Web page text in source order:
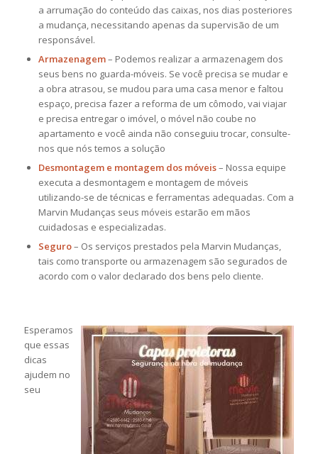
a arrumação do conteúdo das caixas, nos dias posteriores
a mudança, necessitando apenas da supervisão de um
responsável.
Armazenagem– Podemos realizar a armazenagem dos
seus bens no guarda-móveis. Se você precisa se mudar e
a obra atrasou, se mudou para uma casa menor e faltou
espaço, precisa fazer a reforma de um cômodo, vai viajar
e precisa entregar o imóvel, o móvel não coube no
apartamento e você ainda não conseguiu trocar, consulte-
nos que nós temos a solução
Desmontagem e montagem dos móveis– Nossa equipe
executa a desmontagem e montagem de móveis
utilizando-se de técnicas e ferramentas adequadas. Com a
Marvin Mudanças seus móveis estarão em mãos
cuidadosas e especializadas.
Seguro– Os serviços prestados pela Marvin Mudanças,
tais como transporte ou armazenagem são segurados de
acordo com o valor declarado dos bens pelo cliente.
Esperamos
que essas
dicas
ajudem no
seu